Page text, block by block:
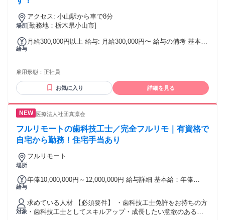
場所
アクセス: 小山駅から車で8分
[勤務地：栃木県小山市]
給与
月給300,000円以上 給与: 月給300,000円〜 給与の備考 基本
200円/時 （シフトで土日祝出勤になった際に支給）
雇用形態： 正社員
お気に入り 詳細を見る
医療法人社団真凛会
フルリモートの歯科技工士／完全フルリモ｜有資格で
自宅から勤務！住宅手当あり
場所
フルリモート
給与
年俸10,000,000円～12,000,000円 給与詳細 基本給：年俸
一律で支払われる通勤・皆勤・家族手当金額：あり 全員に一
律で支払われるその他手当金額：あり ■別途手当 ・歩合給あ
り（保険20%、自費25%） ・住宅手当2万円（賃貸で世帯主の
対象
求めている人材 【必須要件】 ・歯科技工士免許をお持ちの方
・歯科技工士としてスキルアップ・成長したい意欲のある方